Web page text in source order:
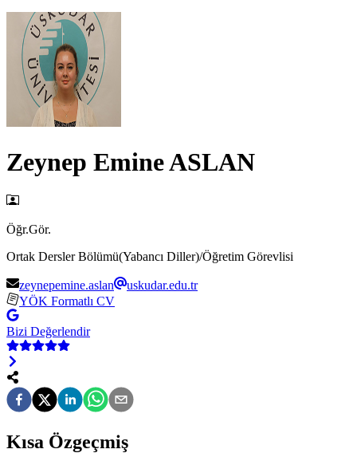
Zeynep Emine ASLAN
Öğr.Gör.
Ortak Dersler Bölümü(Yabancı Diller)/Öğretim Görevlisi
zeynepemine.aslan
uskudar.edu.tr
YÖK Formatlı CV
Bizi Değerlendir
Kısa Özgeçmiş